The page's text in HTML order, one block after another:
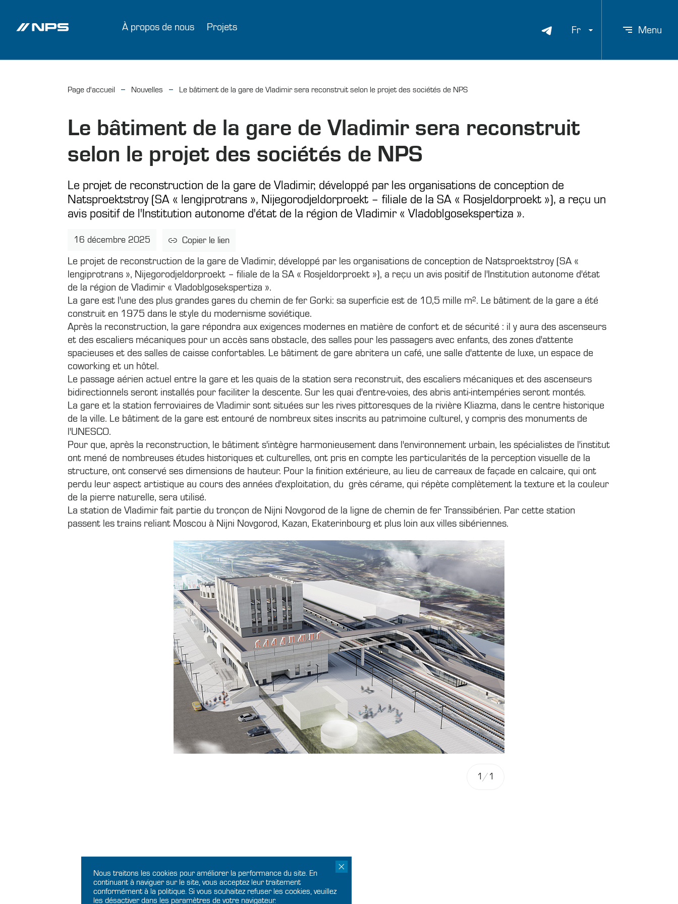
À propos de nous Projets Fr Menu
Page d'accueil Nouvelles Le bâtiment de la gare de Vladimir sera reconstruit selon le projet des sociétés de NPS
Le bâtiment de la gare de Vladimir sera reconstruit
selon le projet des sociétés de NPS
Le projet de reconstruction de la gare de Vladimir, développé par les organisations de conception de
Natsproektstroy (SA « lengiprotrans », Nijegorodjeldorproekt – filiale de la SA « Rosjeldorproekt »), a reçu un
avis positif de l'Institution autonome d'état de la région de Vladimir « Vladoblgosekspertiza ».
16 décembre 2025 Copier le lien
1/1
Le projet de reconstruction de la gare de Vladimir, développé par les organisations de conception de Natsproektstroy (SA «
lengiprotrans », Nijegorodjeldorproekt – filiale de la SA « Rosjeldorproekt »), a reçu un avis positif de l'Institution autonome d'état
de la région de Vladimir « Vladoblgosekspertiza ».
La gare est l'une des plus grandes gares du chemin de fer Gorki: sa superficie est de 10,5 mille m². Le bâtiment de la gare a été
construit en 1975 dans le style du modernisme soviétique.
Après la reconstruction, la gare répondra aux exigences modernes en matière de confort et de sécurité : il y aura des ascenseurs
et des escaliers mécaniques pour un accès sans obstacle, des salles pour les passagers avec enfants, des zones d'attente
spacieuses et des salles de caisse confortables. Le bâtiment de gare abritera un café, une salle d'attente de luxe, un espace de
coworking et un hôtel.
Le passage aérien actuel entre la gare et les quais de la station sera reconstruit, des escaliers mécaniques et des ascenseurs
bidirectionnels seront installés pour faciliter la descente. Sur les quai d'entre-voies, des abris anti-intempéries seront montés.
La gare et la station ferroviaires de Vladimir sont situées sur les rives pittoresques de la rivière Kliazma, dans le centre historique
de la ville. Le bâtiment de la gare est entouré de nombreux sites inscrits au patrimoine culturel, y compris des monuments de
l'UNESCO.
Pour que, après la reconstruction, le bâtiment s'intègre harmonieusement dans l'environnement urbain, les spécialistes de l'institut
ont mené de nombreuses études historiques et culturelles, ont pris en compte les particularités de la perception visuelle de la
structure, ont conservé ses dimensions de hauteur. Pour la finition extérieure, au lieu de carreaux de façade en calcaire, qui ont
perdu leur aspect artistique au cours des années d'exploitation, du grès cérame, qui répète complètement la texture et la couleur
de la pierre naturelle, sera utilisé.
La station de Vladimir fait partie du tronçon de Nijni Novgorod de la ligne de chemin de fer Transsibérien. Par cette station
passent les trains reliant Moscou à Nijni Novgorod, Kazan, Ekaterinbourg et plus loin aux villes sibériennes.
Nous traitons les cookies pour améliorer la performance du site. En
continuant à naviguer sur le site, vous acceptez leur traitement
conformément à la politique. Si vous souhaitez refuser les cookies, veuillez
les désactiver dans les paramètres de votre navigateur.